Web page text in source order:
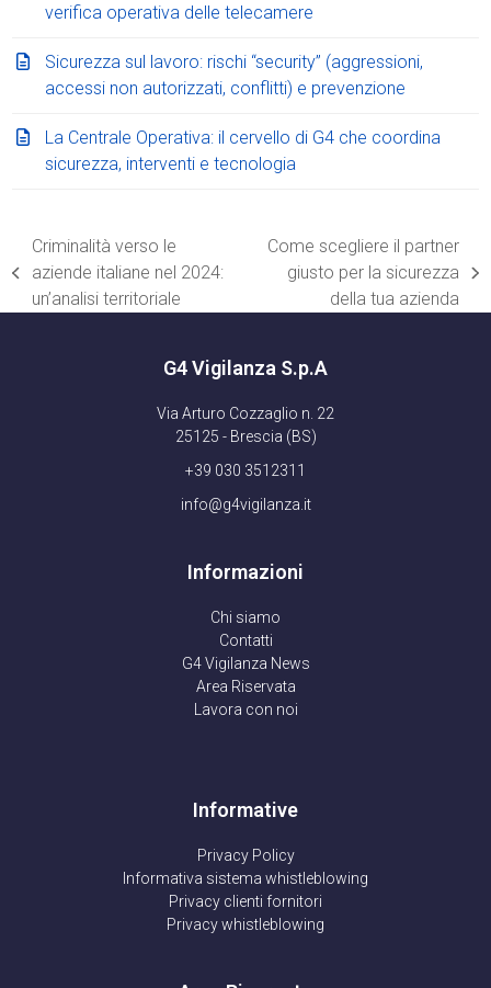
verifica operativa delle telecamere
Sicurezza sul lavoro: rischi “security” (aggressioni,
accessi non autorizzati, conflitti) e prevenzione
La Centrale Operativa: il cervello di G4 che coordina
sicurezza, interventi e tecnologia
post
precedente:
Criminalità verso le
aziende italiane nel 2024:
un’analisi territoriale
articolo
successivo:
Come scegliere il partner
giusto per la sicurezza
della tua azienda
G4 Vigilanza S.p.A
Via Arturo Cozzaglio n. 22
25125 - Brescia (BS)
+39 030 3512311
info@g4vigilanza.it
Informazioni
Chi siamo
Contatti
G4 Vigilanza News
Area Riservata
Lavora con noi
Informative
Privacy Policy
Informativa sistema whistleblowing
Privacy clienti fornitori
Privacy whistleblowing